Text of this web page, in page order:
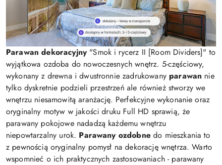
Parawan dekoracyjny"Smok i rycerz II [Room Dividers]" to
wyjątkowa ozdoba do nowoczesnych wnętrz. 5-częściowy,
wykonany z drewna i dwustronnie zadrukowany parawan nie
tylko dyskretnie podzieli przestrzeń ale również stworzy we
wnętrzu niesamowitą aranżację. Perfekcyjne wykonanie oraz
oryginalny motyw w jakości druku Full HD sprawią, że
parawany pokojowe nadadzą każdemu wnętrzu
niepowtarzalny urok. Parawany ozdobnedo mieszkania to
z pewnością oryginalny pomysł na dekorację wnętrza. Warto
wspomnieć o ich praktycznych zastosowaniach - parawany